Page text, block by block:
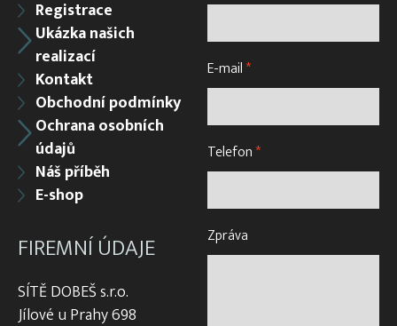
Registrace
Ukázka našich
realizací
Kontakt
Obchodní podmínky
Ochrana osobních
údajů
Náš příběh
E-shop
FIREMNÍ ÚDAJE
SÍTĚ DOBEŠ s.r.o.
Jílové u Prahy 698
E-mail*
Telefon*
Zpráva